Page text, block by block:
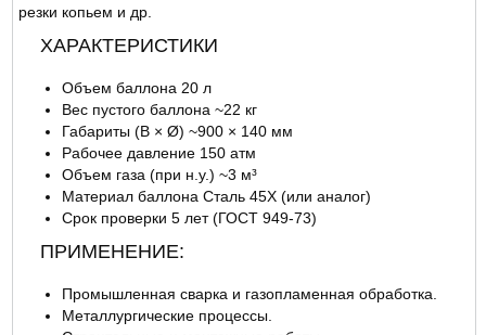
резки копьем и др.
ХАРАКТЕРИСТИКИ
Объем баллона 20 л
Вес пустого баллона ~22 кг
Габариты (В × Ø) ~900 × 140 мм
Рабочее давление 150 атм
Объем газа (при н.у.) ~3 м³
Материал баллона Сталь 45Х (или аналог)
Срок проверки 5 лет (ГОСТ 949-73)
ПРИМЕНЕНИЕ:
Промышленная сварка и газопламенная обработка.
Металлургические процессы.